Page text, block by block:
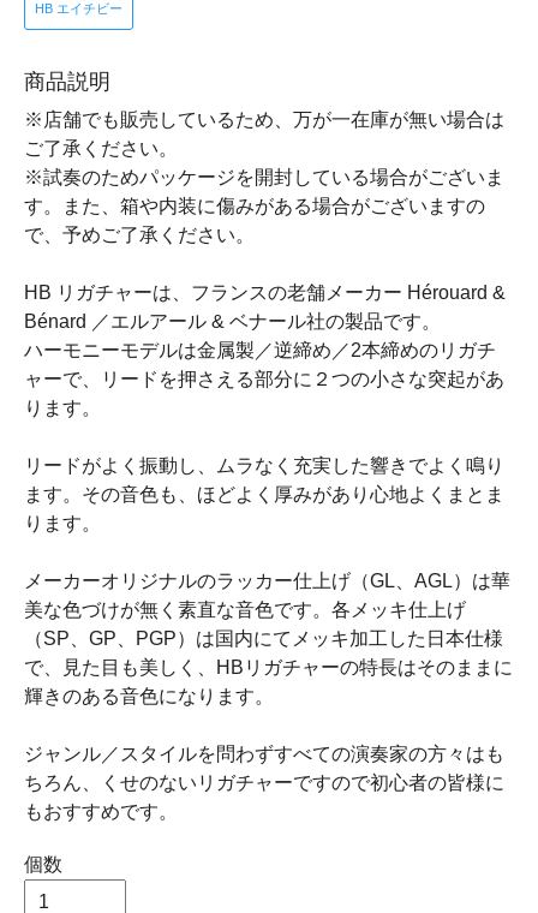
HB エイチビー
商品説明
※店舗でも販売しているため、万が一在庫が無い場合は
ご了承ください。
※試奏のためパッケージを開封している場合がございま
す。また、箱や内装に傷みがある場合がございますの
で、予めご了承ください。
HB リガチャーは、フランスの老舗メーカー Hérouard &
Bénard ／エルアール & ベナール社の製品です。
ハーモニーモデルは金属製／逆締め／2本締めのリガチ
ャーで、リードを押さえる部分に２つの小さな突起があ
ります。
リードがよく振動し、ムラなく充実した響きでよく鳴り
ます。その音色も、ほどよく厚みがあり心地よくまとま
ります。
メーカーオリジナルのラッカー仕上げ（GL、AGL）は華
美な色づけが無く素直な音色です。各メッキ仕上げ
（SP、GP、PGP）は国内にてメッキ加工した日本仕様
で、見た目も美しく、HBリガチャーの特長はそのままに
輝きのある音色になります。
ジャンル／スタイルを問わずすべての演奏家の方々はも
ちろん、くせのないリガチャーですので初心者の皆様に
もおすすめです。
個数